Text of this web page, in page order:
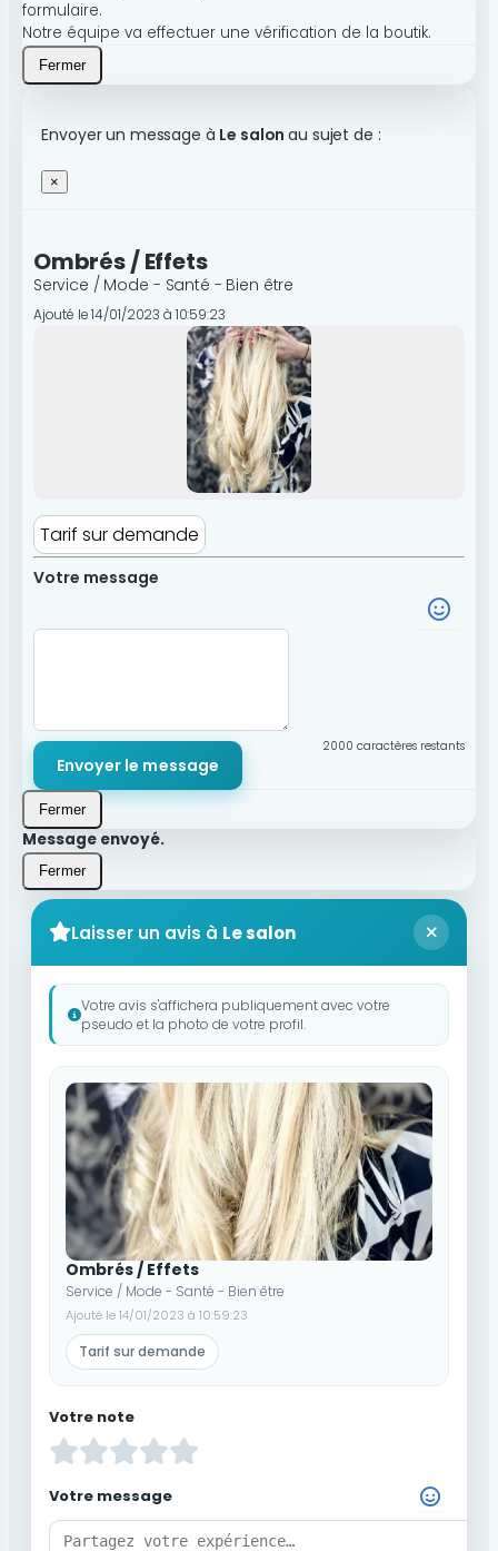
formulaire.
Notre équipe va effectuer une vérification de la boutik.
Fermer
Envoyer un message à Le salonau sujet de :
×
Ombrés / Effets
Service / Mode - Santé - Bien être
Ajouté le 14/01/2023 à 10:59:23
Tarif sur demande
Votre message
2000 caractères restants
Envoyer le message
Fermer
Message envoyé.
Fermer
Laisser un avis à Le salon
Votre avis s'affichera publiquement avec votre
pseudo et la photo de votre profil.
Ombrés / Effets
Service / Mode - Santé - Bien être
Ajouté le 14/01/2023 à 10:59:23
Tarif sur demande
Votre note
Votre message
Choisir un Emoji